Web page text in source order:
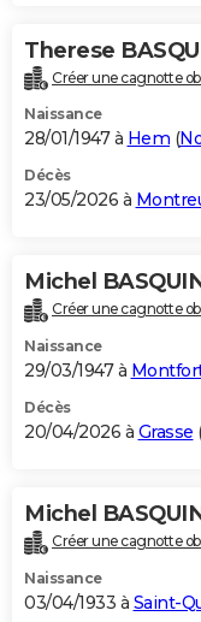
Therese
Créer une cagnotte
Naissance
28/01/1947 à Hem (
Décès
23/05/2026 à
Michel
Créer une cagnotte
Naissance
29/03/1947 à
Décès
20/04/2026 à Grasse
Michel
Créer une cagnotte
Naissance
03/04/1933 à Saint-